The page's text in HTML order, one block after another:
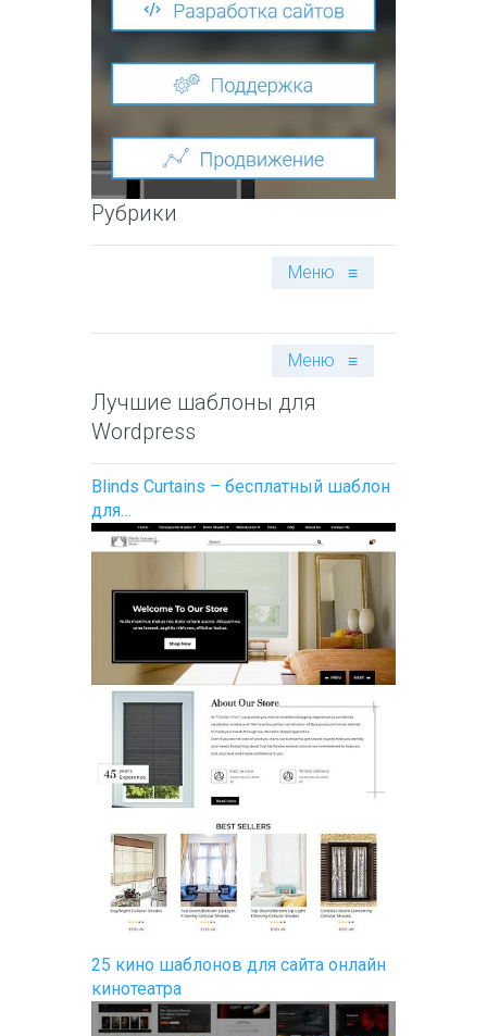
Рубрики
Меню ≡
Меню ≡
Лучшие шаблоны для
Wordpress
Blinds Curtains – бесплатный шаблон
для…
25 кино шаблонов для сайта онлайн
кинотеатра